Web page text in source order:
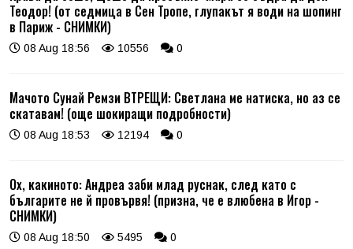
Теодор! (от седмица в Сен Тропе, глупакът я води на шопинг
в Париж - СНИМКИ)
08 Aug 18:56 10556 0
Мачото Сунай Ремзи ВТРЕЩИ: Светлана ме натиска, но аз се
скатавам! (още шокиращи подробности)
08 Aug 18:53 12194 0
Ох, какиното: Андреа заби млад руснак, след като с
българите не й провървя! (призна, че е влюбена в Игор -
СНИМКИ)
08 Aug 18:50 5495 0